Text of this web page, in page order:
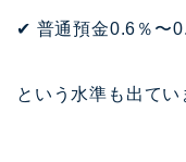
✔ 普通預金0.6％〜
という水準も出てい